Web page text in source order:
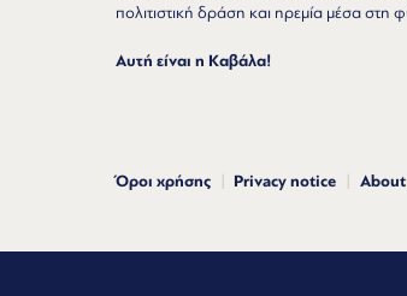
πολιτιστική δράση και ηρεμία μέσα στη
Αυτή είναι η Καβάλα!
Όροι χρήσης Privacy notice About